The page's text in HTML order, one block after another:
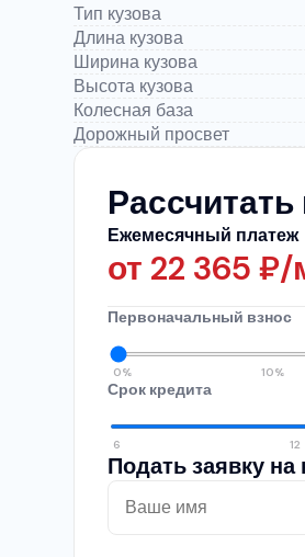
Ежемесячный платеж
от 22 365 ₽/
Первоначальный взнос
0% 10%
Срок кредита
6 12
Подать заявку на
Тип кузова
Длина кузова
Ширина кузова
Высота кузова
Колесная база
Дорожный просвет